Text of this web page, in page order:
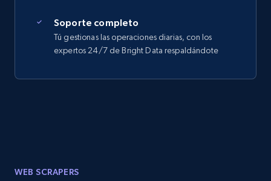
Soporte completo
Tú gestionas las operaciones diarias, con los
expertos 24/7 de Bright Data respaldándote
WEB SCRAPERS